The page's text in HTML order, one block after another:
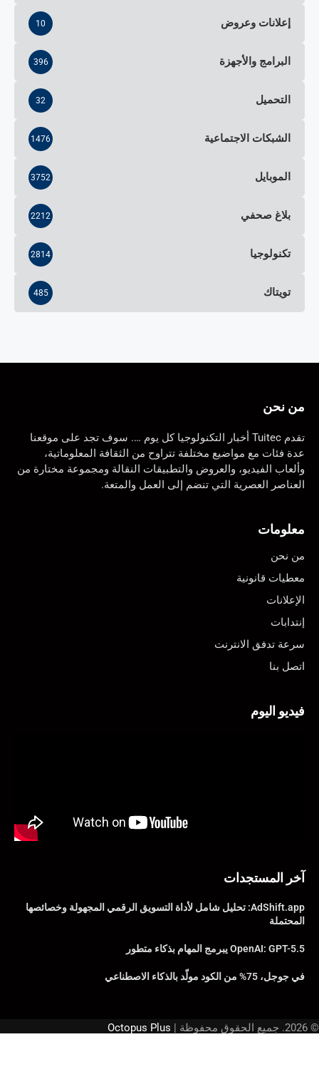
إعلانات وعروض 10
البرامج والأجهزة 396
التحميل 32
الشبكات الاجتماعية 1476
الموبايل 3752
بلاغ صحفي 2212
تكنولوجيا 2814
تويتاك 485
من نحن
تقدم Tuitec أخبار التكنولوجيا كل يوم …. سوف تجد على موقعنا
عدة فئات مع مواضيع مختلفة تتراوح من الثقافة المعلوماتية،
وألعاب الفيديو، والعروض والتطبيقات النقالة ومجموعة مختارة من
العناصر العصرية التي تنضم إلى العمل والمتعة.
معلومات
من نحن
معطيات قانونية
الإعلانات
إنتدابات
سرعة تدفق الانترنت
اتصل بنا
فيديو اليوم
آخر المستجدات
AdShift.app: تحليل شامل لأداة التسويق الرقمي المجهولة وخصائصها
المحتملة
OpenAI: GPT-5.5 يبرمج المهام بذكاء متطور
في جوجل، 75% من الكود مولّد بالذكاء الاصطناعي
© 2026. جميع الحقوق محفوظة | Octopus Plus